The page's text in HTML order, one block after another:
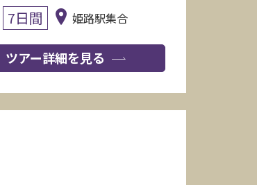
7日間 姫路駅集合
ツアー詳細を見る